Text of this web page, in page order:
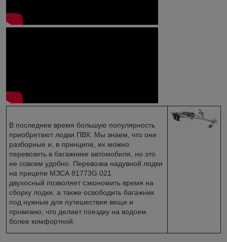
В последнее время большую популярность
приобретают лодки ПВХ. Мы знаем, что они
разборные и, в принципе, их можно
перевозить в багажнике автомобиля, но это
не совсем удобно. Перевозка надувной лодки
на прицепе МЗСА 81773G.021
двухосный позволяет сэкономить время на
сборку лодки, а также освободить багажник
под нужные для путешествия вещи и
провизию, что делает поездку на водоем
более комфортной.